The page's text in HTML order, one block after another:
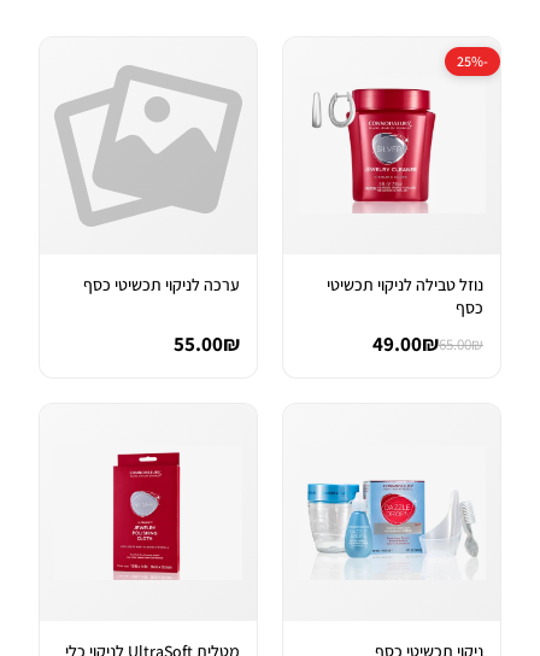
-25%
נוזל טבילה לניקוי תכשיטי
כסף
65.00₪
49.00₪
ערכה לניקוי תכשיטי כסף
55.00₪
ניקוי תכשיטי כסף
מטלית UltraSoft לניקוי כלי